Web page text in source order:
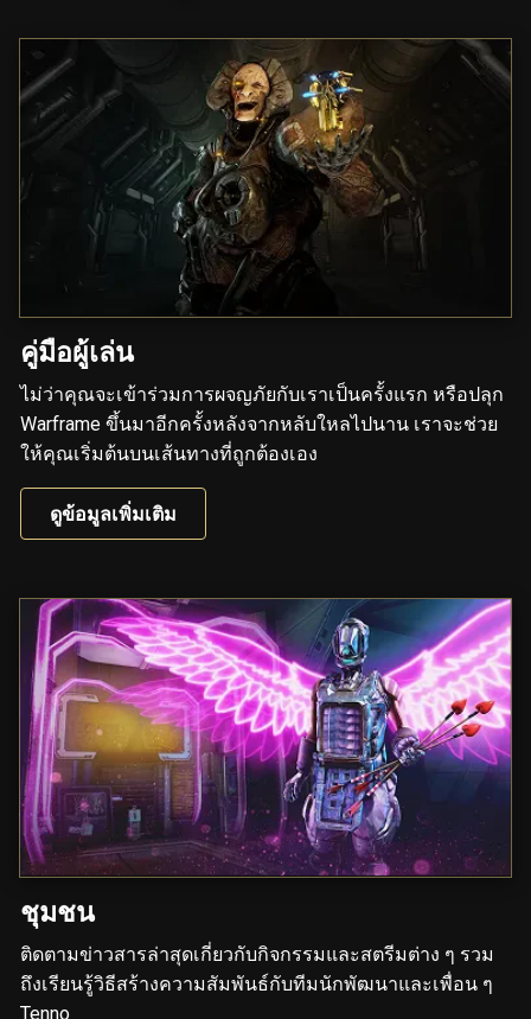
คู่มือผู้เล่น
ไม่ว่าคุณจะเข้าร่วมการผจญภัยกับเราเป็นครั้งแรก หรือปลุก
Warframe ขึ้นมาอีกครั้งหลังจากหลับใหลไปนาน เราจะช่วย
ให้คุณเริ่มต้นบนเส้นทางที่ถูกต้องเอง
ดูข้อมูลเพิ่มเติม
ชุมชน
ติดตามข่าวสารล่าสุดเกี่ยวกับกิจกรรมและสตรีมต่าง ๆ รวม
ถึงเรียนรู้วิธีสร้างความสัมพันธ์กับทีมนักพัฒนาและเพื่อน ๆ
Tenno